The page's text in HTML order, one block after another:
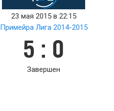
23 мая 2015 в 22:15
Примейра Лига 2014-2015
5 : 0
Завершен